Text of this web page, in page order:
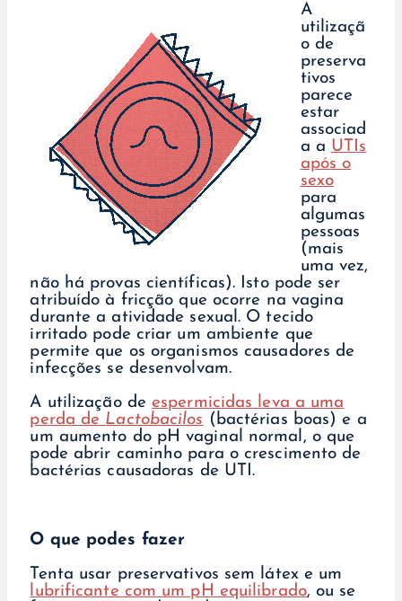
A
utilizaçã
o de
preserva
tivos
parece
estar
associad
a a UTIs
após o
sexo
para
algumas
pessoas
(mais
uma vez,
não há provas científicas). Isto pode ser
atribuído à fricção que ocorre na vagina
durante a atividade sexual. O tecido
irritado pode criar um ambiente que
permite que os organismos causadores de
infecções se desenvolvam.
A utilização de espermicidas leva a uma
perda de Lactobacilos (bactérias boas) e a
um aumento do pH vaginal normal, o que
pode abrir caminho para o crescimento de
bactérias causadoras de UTI.
O que podes fazer
Tenta usar preservativos sem látex e um
lubrificante com um pH equilibrado, ou se